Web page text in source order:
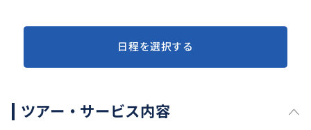
日程を選択する
ツアー・サービス内容